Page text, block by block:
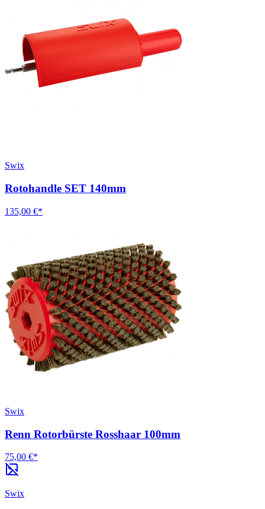
Swix
Rotohandle SET 140mm
135,00 €*
Swix
Renn Rotorbürste Rosshaar 100mm
75,00 €*
Swix